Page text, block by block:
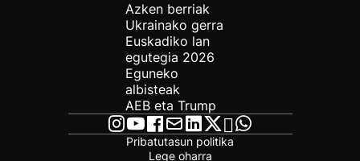
Azken berriak
Ukrainako gerra
Euskadiko lan
egutegia 2026
Eguneko
albisteak
AEB eta Trump
Pribatutasun politika
Lege oharra